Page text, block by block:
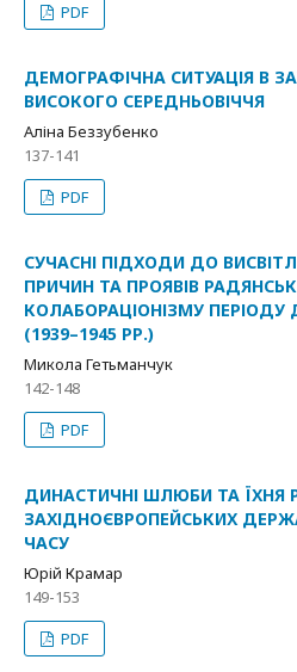
PDF
ДЕМОГРАФІЧНА СИТУАЦІЯ В
ВИСОКОГО СЕРЕДНЬОВІЧЧЯ
Аліна Беззубенко
137-141
PDF
СУЧАСНІ ПІДХОДИ ДО
ПРИЧИН ТА ПРОЯВІВ
КОЛАБОРАЦІОНІЗМУ ПЕРІОДУ
(1939–1945 РР.)
Микола Гетьманчук
142-148
PDF
ДИНАСТИЧНІ ШЛЮБИ ТА ЇХНЯ
ЗАХІДНОЄВРОПЕЙСЬКИХ
ЧАСУ
Юрій Крамар
149-153
PDF